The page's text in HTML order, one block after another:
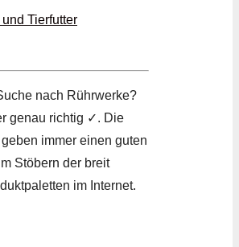
Tierfutter
nach Rührwerke?
genau richtig ✓. Die
immer einen guten
Stöbern der breit
im Internet.